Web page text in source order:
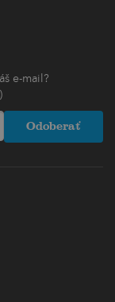
e-mail?
Odoberať